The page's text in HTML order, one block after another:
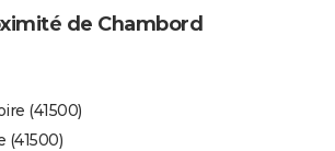
de Chambord
(41500)
(41500)